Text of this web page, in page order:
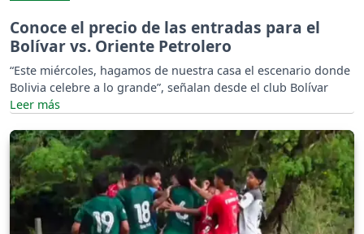
Conoce el precio de las entradas para el
Bolívar vs. Oriente Petrolero
“Este miércoles, hagamos de nuestra casa el escenario donde
Bolivia celebre a lo grande”, señalan desde el club Bolívar